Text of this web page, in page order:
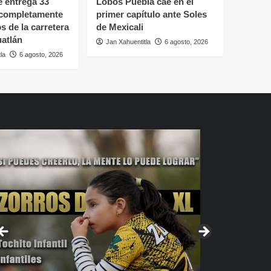
de la carretera
6 agosto, 2026
primer capítulo ante Soles
de Mexicali
Jan Xahuentitla 6 agosto, 2026